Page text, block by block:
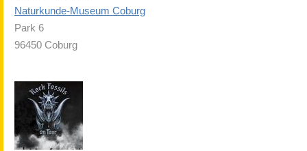
Naturkunde-Museum Coburg
Park 6
96450 Coburg